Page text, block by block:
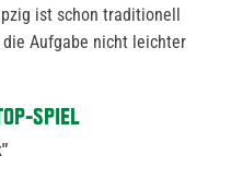
ist schon traditionell
Aufgabe nicht leichter
SPIEL